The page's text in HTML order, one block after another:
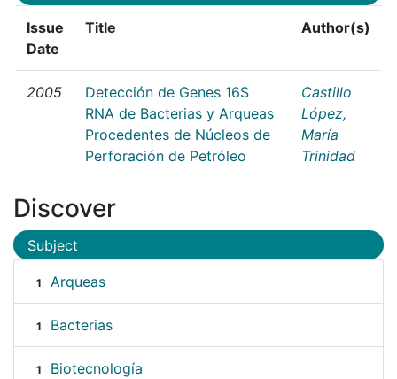
Issue
Date
Title Author(s)
2005
Detección de Genes 16S
RNA de Bacterias y Arqueas
Procedentes de Núcleos de
Perforación de Petróleo
Castillo
López,
María
Trinidad
Discover
Subject
1 Arqueas
1 Bacterias
1 Biotecnología